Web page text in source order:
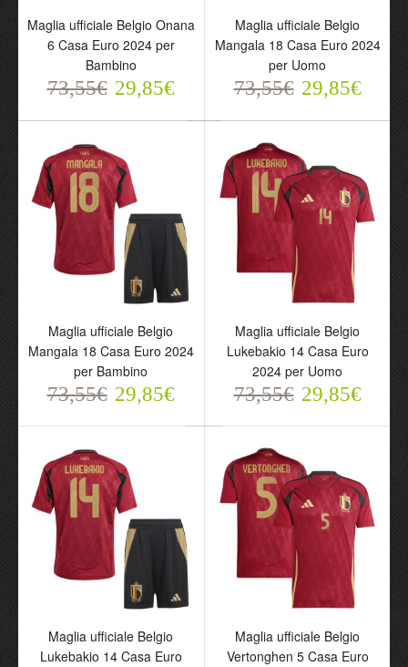
Maglia ufficiale Belgio
Onana 6 Casa Euro 2024
73,55€
Maglia ufficiale Belgio
Mangala 18 Casa Euro
73,55€
2024 per Bambino
73,55€
2024 per Uomo
73,55€ 29,85€
Maglia ufficiale Belgio Onana
6 Casa Euro 2024 per
Bambino
73,55€ 29,85€
Maglia ufficiale Belgio
Mangala 18 Casa Euro 2024
per Uomo
73,55€ 29,85€
Maglia ufficiale Belgio
Mangala 18 Casa Euro 2024
per Bambino
73,55€ 29,85€
Maglia ufficiale Belgio
Lukebakio 14 Casa Euro
2024 per Uomo
73,55€ 29,85€
Maglia ufficiale Belgio
Lukebakio 14 Casa Euro
Maglia ufficiale Belgio
Vertonghen 5 Casa Euro